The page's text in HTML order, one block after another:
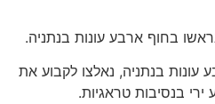
עונות בנתניה, נאלצו לקבוע את
בנסיבות טראגיות.